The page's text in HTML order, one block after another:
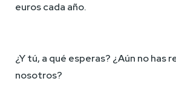
euros cada año.
¿Y tú, a qué esperas? ¿Aún no has
nosotros?